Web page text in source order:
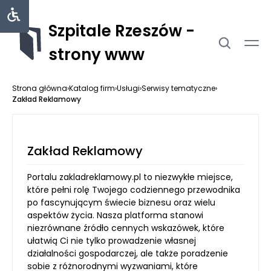
Szpitale Rzeszów -
strony www
Strona główna›Katalog firm›Usługi›Serwisy tematyczne›
Zakład Reklamowy
Zakład Reklamowy
Portalu zakladreklamowy.pl to niezwykłe miejsce,
które pełni rolę Twojego codziennego przewodnika
po fascynującym świecie biznesu oraz wielu
aspektów życia. Nasza platforma stanowi
niezrównane źródło cennych wskazówek, które
ułatwią Ci nie tylko prowadzenie własnej
działalności gospodarczej, ale także poradzenie
sobie z różnorodnymi wyzwaniami, które